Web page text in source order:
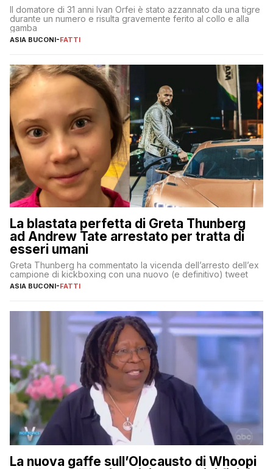
Il domatore di 31 anni Ivan Orfei è stato azzannato da una tigre
durante un numero e risulta gravemente ferito al collo e alla
gamba
ASIA BUCONI-FATTI
La blastata perfetta di Greta Thunberg
ad Andrew Tate arrestato per tratta di
esseri umani
Greta Thunberg ha commentato la vicenda dell’arresto dell’ex
campione di kickboxing con una nuovo (e definitivo) tweet
ASIA BUCONI-FATTI
La nuova gaffe sull’Olocausto di Whoopi